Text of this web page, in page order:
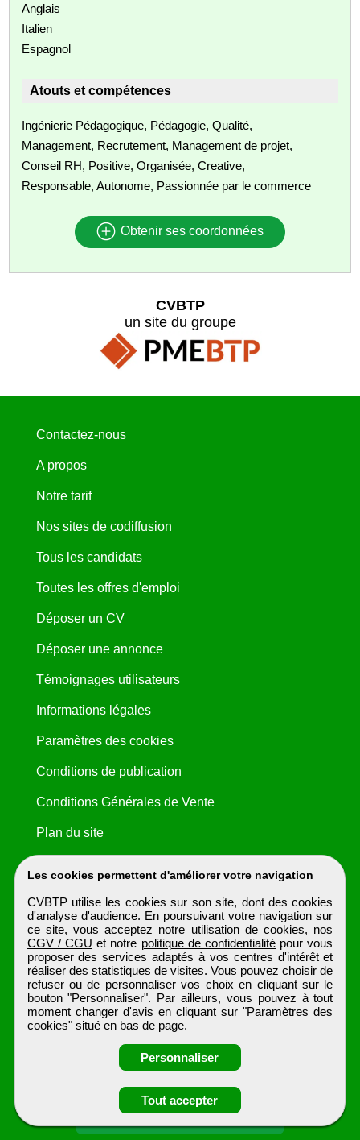
Obtenir ses
coordonnées
Anglais
Italien
Espagnol
Atouts et compétences
Ingénierie Pédagogique, Pédagogie, Qualité,
Management, Recrutement, Management de projet,
Conseil RH, Positive, Organisée, Creative,
Responsable, Autonome, Passionnée par le commerce
Obtenir ses coordonnées
Les cookies permettent d'améliorer votre navigation
CVBTP utilise les cookies sur son site, dont des cookies
d'analyse d'audience. En poursuivant votre navigation sur
ce site, vous acceptez notre utilisation de cookies, nos
CGV / CGU et notre politique de confidentialité pour vous
proposer des services adaptés à vos centres d'intérêt et
réaliser des statistiques de visites. Vous pouvez choisir de
refuser ou de personnaliser vos choix en cliquant sur le
bouton "Personnaliser". Par ailleurs, vous pouvez à tout
moment changer d'avis en cliquant sur "Paramètres des
cookies" situé en bas de page.
Personnaliser
Tout accepter
CVBTP
un site du groupe
Contactez-nous
A propos
Notre tarif
Nos sites de codiffusion
Tous les candidats
Toutes les offres d'emploi
Déposer un CV
Déposer une annonce
Témoignages utilisateurs
Informations légales
Paramètres des cookies
Conditions de publication
Conditions Générales de Vente
Plan du site
CVBTP
Tous droits réservés © 1999 - 2026